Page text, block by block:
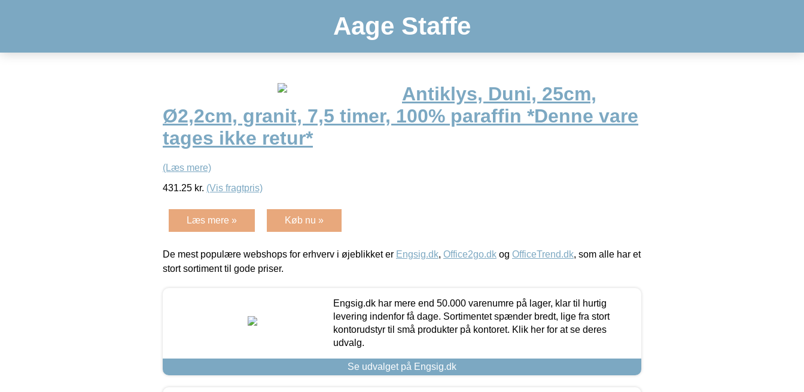
Aage Staffe
Antiklys, Duni, 25cm,
Ø2,2cm, granit, 7,5 timer, 100% paraffin *Denne vare
tages ikke retur*
(Læs mere)
431.25 kr. (Vis fragtpris)
Læs mere » Køb nu »
De mest populære webshops for erhverv i øjeblikket er Engsig.dk, Office2go.dk og OfficeTrend.dk, som alle har et
stort sortiment til gode priser.
Engsig.dk har mere end 50.000 varenumre på lager, klar til hurtig
levering indenfor få dage. Sortimentet spænder bredt, lige fra stort
kontorudstyr til små produkter på kontoret. Klik her for at se deres
udvalg.
Se udvalget på Engsig.dk